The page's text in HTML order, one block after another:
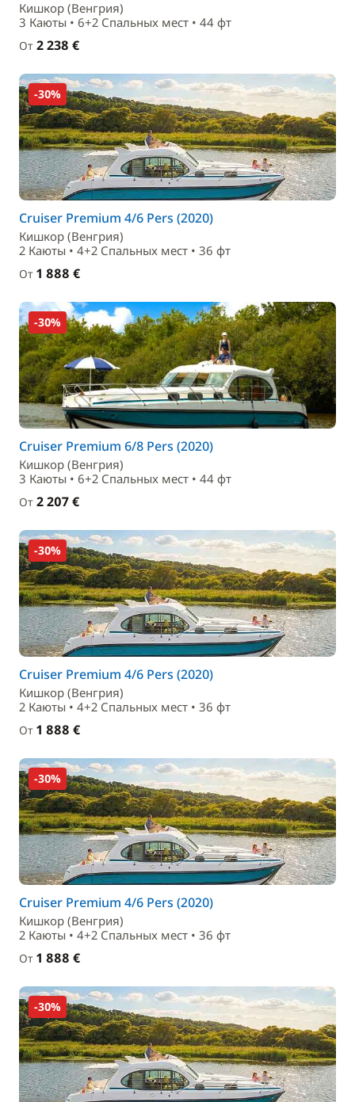
Кишкор (Венгрия)
3 Каюты • 6+2 Спальныx мест • 44 фт
От 2 238 €
-30%
Cruiser Premium 4/6 Pers (2020)
Кишкор (Венгрия)
2 Каюты • 4+2 Спальныx мест • 36 фт
От 1 888 €
-30%
Cruiser Premium 6/8 Pers (2020)
Кишкор (Венгрия)
3 Каюты • 6+2 Спальныx мест • 44 фт
От 2 207 €
-30%
Cruiser Premium 4/6 Pers (2020)
Кишкор (Венгрия)
2 Каюты • 4+2 Спальныx мест • 36 фт
От 1 888 €
-30%
Cruiser Premium 4/6 Pers (2020)
Кишкор (Венгрия)
2 Каюты • 4+2 Спальныx мест • 36 фт
От 1 888 €
-30%